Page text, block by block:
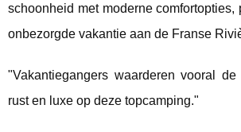
schoonheid met moderne comfortopties,
onbezorgde vakantie aan de Franse
"Vakantiegangers waarderen vooral
rust en luxe op deze topcamping."